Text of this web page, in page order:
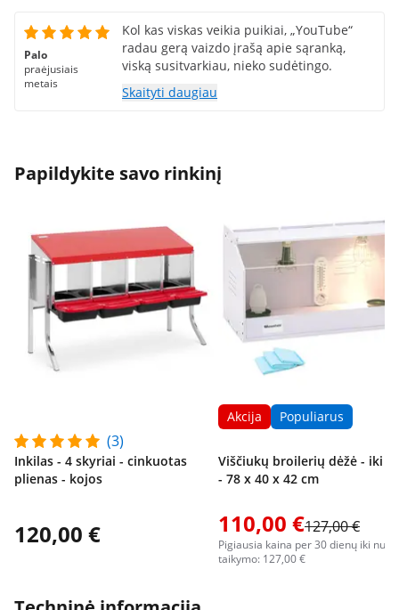
Palo
praėjusiais
metais
Kol kas viskas veikia puikiai, „YouTube“
radau gerą vaizdo įrašą apie sąranką,
viską susitvarkiau, nieko sudėtingo.
Skaityti daugiau
Papildykite savo rinkinį
(3)
Inkilas - 4 skyriai - cinkuotas
plienas - kojos
120,00 €
Akcija Populiarus
Viščiukų broilerių dėžė - iki
- 78 x 40 x 42 cm
110,00 €127,00 €
Pigiausia kaina per 30 dienų iki
taikymo: 127,00 €